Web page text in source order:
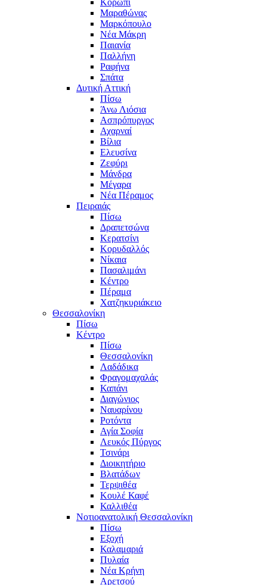
Μαραθώνας
Μαρκόπουλο
Νέα Μάκρη
Παιανία
Παλλήνη
Ραφήνα
Σπάτα
Δυτική Αττική
Πίσω
Άνω Λιόσια
Ασπρόπυργος
Αχαρναί
Βίλια
Ελευσίνα
Ζεφύρι
Μάνδρα
Μέγαρα
Νέα Πέραμος
Πειραιάς
Πίσω
Δραπετσώνα
Κερατσίνι
Κορυδαλλός
Νίκαια
Πασαλιμάνι
Κέντρο
Πέραμα
Χατζηκυριάκειο
Θεσσαλονίκη
Πίσω
Κέντρο
Πίσω
Θεσσαλονίκη
Λαδάδικα
Φραγομαχαλάς
Καπάνι
Διαγώνιος
Ναυαρίνου
Ροτόντα
Αγία Σοφία
Λευκός Πύργος
Τσινάρι
Διοικητήριο
Βλατάδων
Τερψιθέα
Κουλέ Καφέ
Καλλιθέα
Νοτιοανατολική Θεσσαλονίκη
Πίσω
Εξοχή
Καλαμαριά
Πυλαία
Νέα Κρήνη
Αρετσού